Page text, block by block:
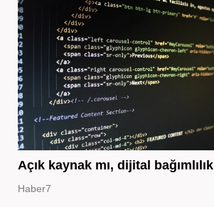
Açık kaynak mı, dijital
Haber7